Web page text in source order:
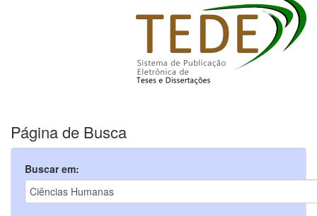
Página de Busca
Buscar em: